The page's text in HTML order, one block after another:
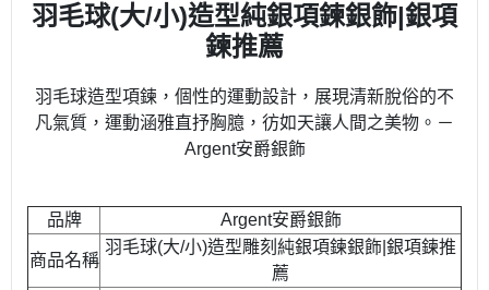
羽毛球(大/小)造型純銀項鍊銀飾|銀項
鍊推薦
羽毛球造型項鍊，個性的運動設計，展現清新脫俗的不
凡氣質，運動涵雅直抒胸臆，彷如天讓人間之美物。－
Argent安爵銀飾
品牌 Argent安爵銀飾
商品名稱
羽毛球(大/小)造型雕刻純銀項鍊銀飾|銀項鍊推
薦